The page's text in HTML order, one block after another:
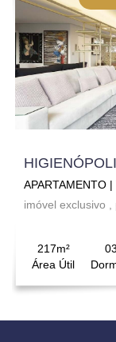
APARTAMENTO
imóvel exclusivo ,
217m²
Área Útil
03